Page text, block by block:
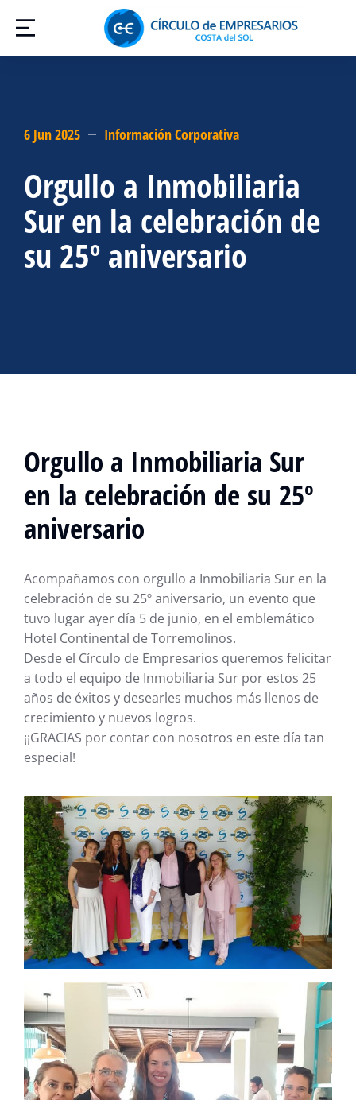
6 Jun 2025 Información Corporativa
Orgullo a Inmobiliaria
Sur en la celebración de
su 25º aniversario
Orgullo a Inmobiliaria Sur
en la celebración de su 25º
aniversario
Acompañamos con orgullo a Inmobiliaria Sur en la
celebración de su 25º aniversario, un evento que
tuvo lugar ayer día 5 de junio, en el emblemático
Hotel Continental de Torremolinos.
Desde el Círculo de Empresarios queremos felicitar
a todo el equipo de Inmobiliaria Sur por estos 25
años de éxitos y desearles muchos más llenos de
crecimiento y nuevos logros.
¡¡GRACIAS por contar con nosotros en este día tan
especial!